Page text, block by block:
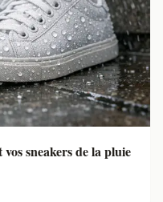
sneakers de la pluie